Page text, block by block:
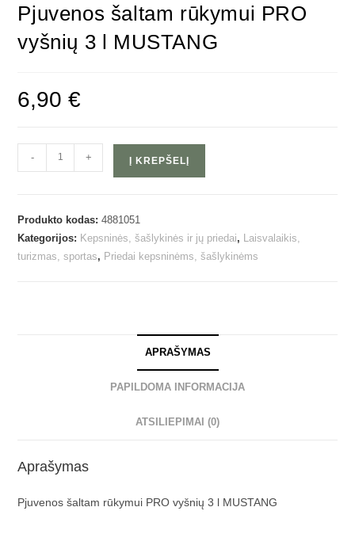
Pjuvenos šaltam rūkymui PRO
vyšnių 3 l MUSTANG
6,90€
- + Į KREPŠELĮ
Produkto kodas:4881051
Kategorijos: Kepsninės, šašlykinės ir jų priedai, Laisvalaikis,
turizmas, sportas, Priedai kepsninėms, šašlykinėms
APRAŠYMAS
PAPILDOMA INFORMACIJA
ATSILIEPIMAI (0)
Aprašymas
Pjuvenos šaltam rūkymui PRO vyšnių 3 l MUSTANG